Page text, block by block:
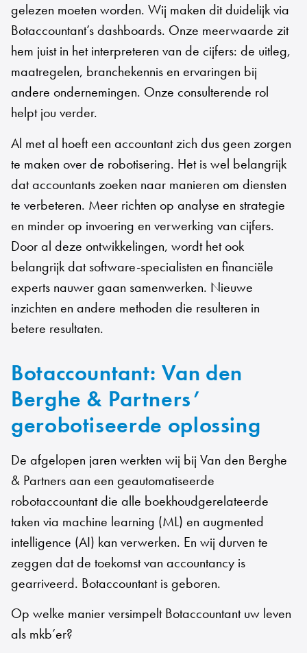
gelezen moeten worden. Wij maken dit duidelijk via
Botaccountant’s dashboards. Onze meerwaarde zit
hem juist in het interpreteren van de cijfers: de uitleg,
maatregelen, branchekennis en ervaringen bij
andere ondernemingen. Onze consulterende rol
helpt jou verder.
Al met al hoeft een accountant zich dus geen zorgen
te maken over de robotisering. Het is wel belangrijk
dat accountants zoeken naar manieren om diensten
te verbeteren. Meer richten op analyse en strategie
en minder op invoering en verwerking van cijfers.
Door al deze ontwikkelingen, wordt het ook
belangrijk dat software-specialisten en financiële
experts nauwer gaan samenwerken. Nieuwe
inzichten en andere methoden die resulteren in
betere resultaten.
Botaccountant: Van den
Berghe & Partners’
gerobotiseerde oplossing
De afgelopen jaren werkten wij bij Van den Berghe
& Partners aan een geautomatiseerde
robotaccountant die alle boekhoudgerelateerde
taken via machine learning (ML) en augmented
intelligence (AI) kan verwerken. En wij durven te
zeggen dat de toekomst van accountancy is
gearriveerd. Botaccountant is geboren.
Op welke manier versimpelt Botaccountant uw leven
als mkb’er?